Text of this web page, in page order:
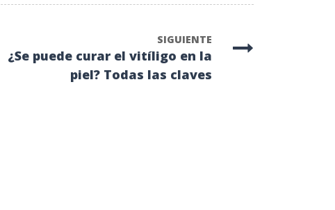
SIGUIENTE
¿Se puede curar el vitíligo en la
piel? Todas las claves